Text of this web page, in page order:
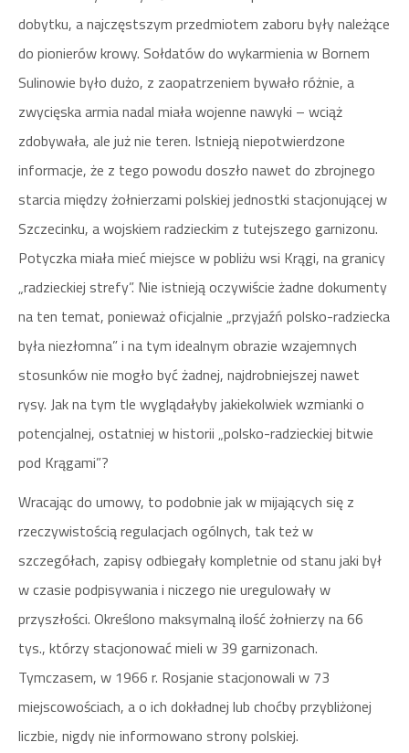
dobytku, a najczęstszym przedmiotem zaboru były należące
do pionierów krowy. Sołdatów do wykarmienia w Bornem
Sulinowie było dużo, z zaopatrzeniem bywało różnie, a
zwycięska armia nadal miała wojenne nawyki – wciąż
zdobywała, ale już nie teren. Istnieją niepotwierdzone
informacje, że z tego powodu doszło nawet do zbrojnego
starcia między żołnierzami polskiej jednostki stacjonującej w
Szczecinku, a wojskiem radzieckim z tutejszego garnizonu.
Potyczka miała mieć miejsce w pobliżu wsi Krągi, na granicy
„radzieckiej strefy”. Nie istnieją oczywiście żadne dokumenty
na ten temat, ponieważ oficjalnie „przyjaźń polsko-radziecka
była niezłomna” i na tym idealnym obrazie wzajemnych
stosunków nie mogło być żadnej, najdrobniejszej nawet
rysy. Jak na tym tle wyglądałyby jakiekolwiek wzmianki o
potencjalnej, ostatniej w historii „polsko-radzieckiej bitwie
pod Krągami”?
Wracając do umowy, to podobnie jak w mijających się z
rzeczywistością regulacjach ogólnych, tak też w
szczegółach, zapisy odbiegały kompletnie od stanu jaki był
w czasie podpisywania i niczego nie uregulowały w
przyszłości. Określono maksymalną ilość żołnierzy na 66
tys., którzy stacjonować mieli w 39 garnizonach.
Tymczasem, w 1966 r. Rosjanie stacjonowali w 73
miejscowościach, a o ich dokładnej lub choćby przybliżonej
liczbie, nigdy nie informowano strony polskiej.